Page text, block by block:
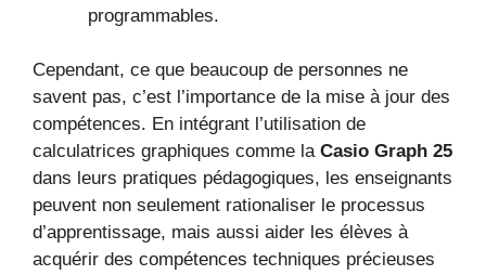
programmables.
Cependant, ce que beaucoup de personnes ne
savent pas, c’est l’importance de la mise à jour des
compétences. En intégrant l’utilisation de
calculatrices graphiques comme la Casio Graph 25
dans leurs pratiques pédagogiques, les enseignants
peuvent non seulement rationaliser le processus
d’apprentissage, mais aussi aider les élèves à
acquérir des compétences techniques précieuses